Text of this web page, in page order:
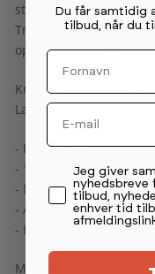
styrketræning af både
Træningselastikkerne
opvarmningsøvelser.
Kraftige
Længden er 130 cm.
- Høj kvalitet
- 100% naturprodukt/
- Miljøvenlig - 100%
- Allergivenlig
- Indeholder ingen
Modstand Exertube:
Du får samtidig
tilbud, når du
Fornavn
Email
Permission
Jeg giver
nyhedsbreve
tilbud,
enhver tid